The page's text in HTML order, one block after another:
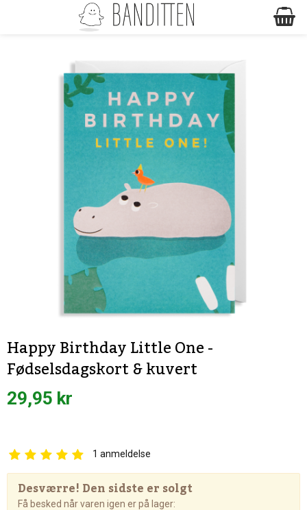
Happy Birthday Little One -
Fødselsdagskort & kuvert
29,95 kr
1 anmeldelse
Desværre! Den sidste er solgt
Få besked når varen igen er på lager: